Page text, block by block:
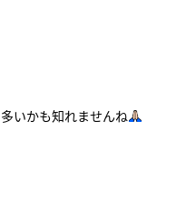
いかも知れませんね